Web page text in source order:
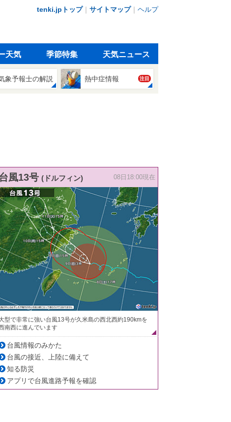
tenki.jpトップ｜ サイトマップ｜ ヘルプ
天気 季節特集 天気ニュース
象予報士の解説 熱中症情報 注目
台風13号 (ドルフィン) 08日18:00現在
型で非常に強い台風13号が久米島の西北西約190kmを
南西に進んでいます
台風情報のみかた
台風の接近、上陸に備えて
知る防災
アプリで台風進路予報を確認